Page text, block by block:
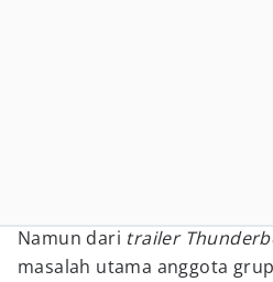
Namun dari trailer
masalah utama anggota